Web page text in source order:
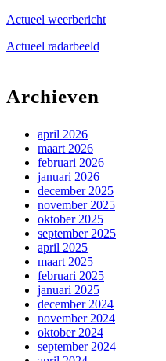
Actueel weerbericht
Actueel radarbeeld
Archieven
april 2026
maart 2026
februari 2026
januari 2026
december 2025
november 2025
oktober 2025
september 2025
april 2025
maart 2025
februari 2025
januari 2025
december 2024
november 2024
oktober 2024
september 2024